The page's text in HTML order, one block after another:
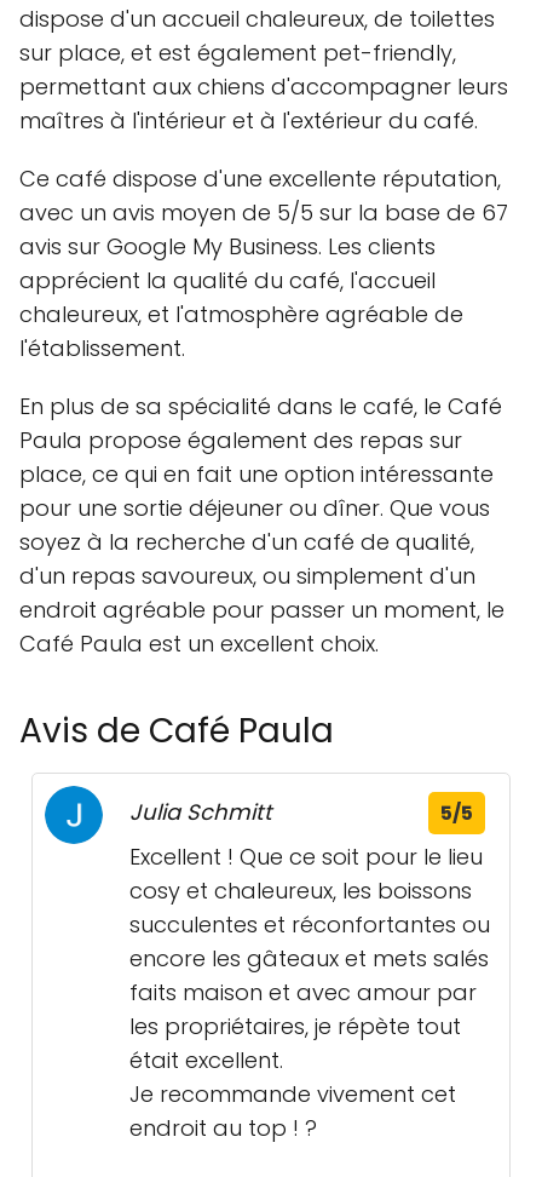
dispose d'un accueil chaleureux, de toilettes
sur place, et est également pet-friendly,
permettant aux chiens d'accompagner leurs
maîtres à l'intérieur et à l'extérieur du café.
Ce café dispose d'une excellente réputation,
avec un avis moyen de 5/5 sur la base de 67
avis sur Google My Business. Les clients
apprécient la qualité du café, l'accueil
chaleureux, et l'atmosphère agréable de
l'établissement.
En plus de sa spécialité dans le café, le Café
Paula propose également des repas sur
place, ce qui en fait une option intéressante
pour une sortie déjeuner ou dîner. Que vous
soyez à la recherche d'un café de qualité,
d'un repas savoureux, ou simplement d'un
endroit agréable pour passer un moment, le
Café Paula est un excellent choix.
Avis de Café Paula
Julia Schmitt 5/5
Excellent ! Que ce soit pour le lieu
cosy et chaleureux, les boissons
succulentes et réconfortantes ou
encore les gâteaux et mets salés
faits maison et avec amour par
les propriétaires, je répète tout
était excellent.
Je recommande vivement cet
endroit au top ! ?